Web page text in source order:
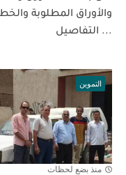
والأوراق المطلوبة
... التفاصيل
التموين
منذ بضع لحظات